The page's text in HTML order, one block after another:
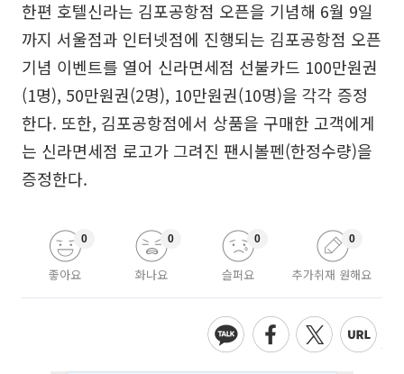
한편 호텔신라는 김포공항점 오픈을 기념해 6월 9일
까지 서울점과 인터넷점에 진행되는 김포공항점 오픈
기념 이벤트를 열어 신라면세점 선불카드 100만원권
(1명), 50만원권(2명), 10만원권(10명)을 각각 증정
한다. 또한, 김포공항점에서 상품을 구매한 고객에게
는 신라면세점 로고가 그려진 팬시볼펜(한정수량)을
증정한다.
좋아요
0
화나요
0
슬퍼요
0
추가취재 원해요
0